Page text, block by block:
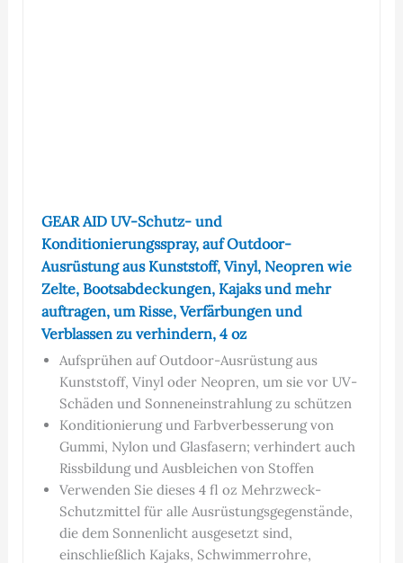
GEAR AID UV-Schutz- und
Konditionierungsspray, auf Outdoor-
Ausrüstung aus Kunststoff, Vinyl, Neopren wie
Zelte, Bootsabdeckungen, Kajaks und mehr
auftragen, um Risse, Verfärbungen und
Verblassen zu verhindern, 4 oz
Aufsprühen auf Outdoor-Ausrüstung aus
Kunststoff, Vinyl oder Neopren, um sie vor UV-
Schäden und Sonneneinstrahlung zu schützen
Konditionierung und Farbverbesserung von
Gummi, Nylon und Glasfasern; verhindert auch
Rissbildung und Ausbleichen von Stoffen
Verwenden Sie dieses 4 fl oz Mehrzweck-
Schutzmittel für alle Ausrüstungsgegenstände,
die dem Sonnenlicht ausgesetzt sind,
einschließlich Kajaks, Schwimmerrohre,